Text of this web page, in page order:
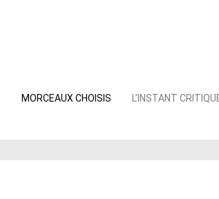
MORCEAUX CHOISIS L’INSTANT